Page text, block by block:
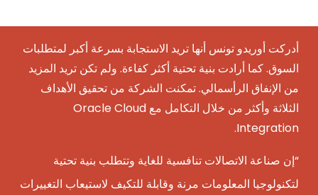
أدركت أوريدو تونس أنها تريد الاستجابة بسرعة أكبر لمتطلبات
السوق. كما أرادت بنية تحتية أكثر كفاءة. ولم تكن تريد المزيد
من الإنفاق الرأسمالي. تمكنت الشركة من تحقيق الأهداف
الثلاثة وأكثر من خلال التكامل مع Oracle Cloud
Integration.
“إن صناعة الاتصالات تنافسية للغاية وتتطلب بنية تحتية
لتكنولوجيا المعلومات مرنة وقابلة للتكيف لاستيعاب التغييرات